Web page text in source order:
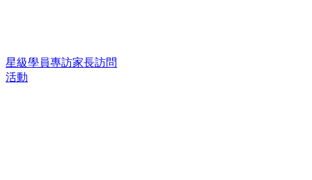
星級學員專訪家長訪問
活動